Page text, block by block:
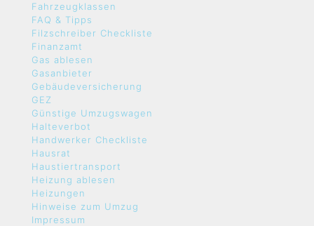
Fahrzeugklassen
FAQ & Tipps
Filzschreiber Checkliste
Finanzamt
Gas ablesen
Gasanbieter
Gebäudeversicherung
GEZ
Günstige Umzugswagen
Halteverbot
Handwerker Checkliste
Hausrat
Haustiertransport
Heizung ablesen
Heizungen
Hinweise zum Umzug
Impressum